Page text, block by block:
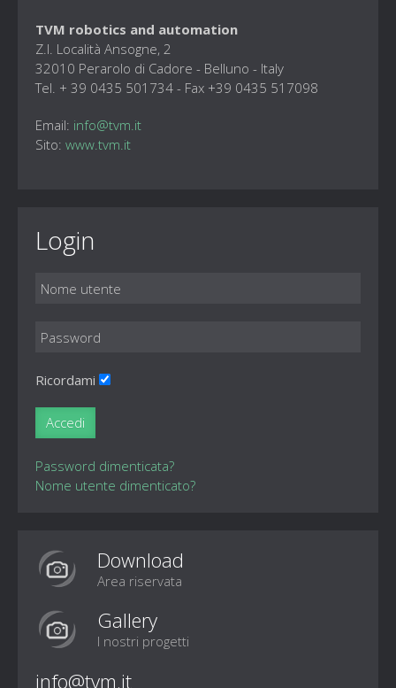
TVM robotics and automation
Z.I. Località Ansogne, 2
32010 Perarolo di Cadore - Belluno - Italy
Tel. + 39 0435 501734 - Fax +39 0435 517098
Email: info@tvm.it
Sito: www.tvm.it
Login
Ricordami
Accedi
Password dimenticata?
Nome utente dimenticato?
Download
Area riservata
Gallery
I nostri progetti
info@tvm.it